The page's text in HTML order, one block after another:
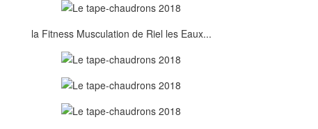
la Fitness Musculation de Riel les Eaux...